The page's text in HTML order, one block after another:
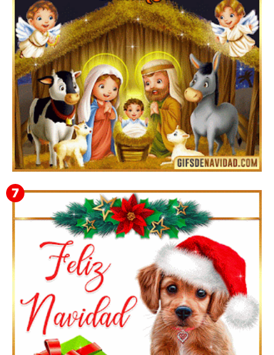
Te deseo una Feliz Navidad Bardona
Feliz Navidad y próspero Año Nuevo Bianca